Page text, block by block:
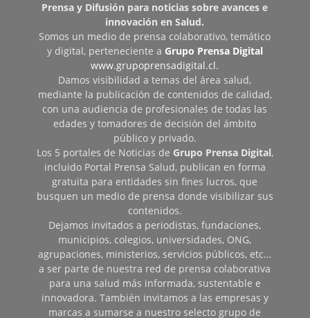
Prensa y Difusión para noticias sobre avances e
innovación en Salud.
Somos un medio de prensa colaborativo, temático
y digital, perteneciente a Grupo Prensa Digital
www.grupoprensadigital.cl.
Damos visibilidad a temas del área salud,
mediante la publicación de contenidos de calidad,
con una audiencia de profesionales de todas las
edades y tomadores de decisión del ámbito
público y privado.
Los 5 portales de Noticias de Grupo Prensa Digital,
incluido Portal Prensa Salud, publican en forma
gratuita para entidades sin fines lucros, que
busquen un medio de prensa donde visibilizar sus
contenidos.
Dejamos invitados a periodistas, fundaciones,
municipios, colegios, universidades, ONG,
agrupaciones, ministerios, servicios públicos, etc…
a ser parte de nuestra red de prensa colaborativa
para una salud más informada, sustentable e
innovadora. También invitamos a las empresas y
marcas a sumarse a nuestro selecto grupo de